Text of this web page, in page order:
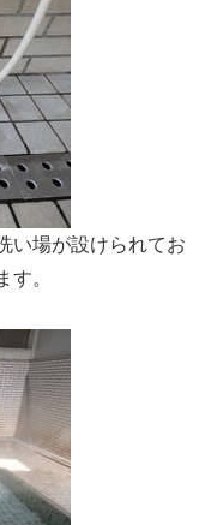
い場が設けられてお
す。